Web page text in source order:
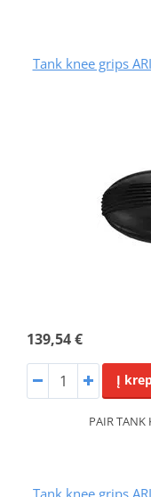
Tank knee grips
139,54 €
Į
PAIR TANK
Tank knee grips